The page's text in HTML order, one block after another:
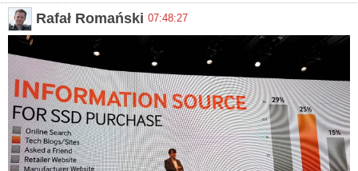
Rafał Romański 07:48:27